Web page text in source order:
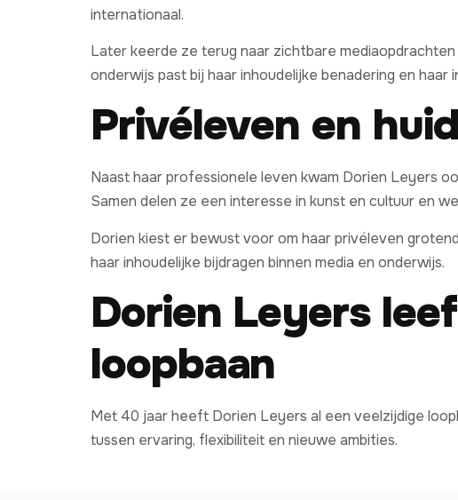
internationaal.
Later keerde ze terug naar zichtbare
onderwijs past bij haar inhoudelijke benadering en haar
Privéleven en
Naast haar professionele leven kwam Dorien Leyers
Samen delen ze een interesse in kunst en cultuur en
Dorien kiest er bewust voor om haar privéleven
haar inhoudelijke bijdragen binnen media en onderwijs.
Dorien Leyers
loopbaan
Met 40 jaar heeft Dorien Leyers al een veelzijdige
tussen ervaring, flexibiliteit en nieuwe ambities.